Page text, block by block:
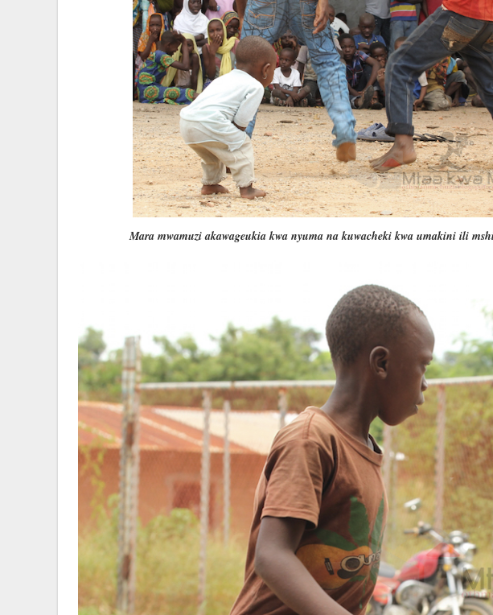
Mara mwamuzi akawageukia kwa nyuma na kuwacheki kwa umakini ili